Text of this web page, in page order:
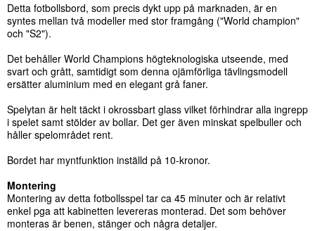
Detta fotbollsbord, som precis dykt upp på marknaden, är en
syntes mellan två modeller med stor framgång ("World champion"
och "S2").
Det behåller World Champions högteknologiska utseende, med
svart och grått, samtidigt som denna ojämförliga tävlingsmodell
ersätter aluminium med en elegant grå faner.
Spelytan är helt täckt i okrossbart glass vilket förhindrar alla ingrepp
i spelet samt stölder av bollar. Det ger även minskat spelbuller och
håller spelområdet rent.
Bordet har myntfunktion inställd på 10-kronor.
Montering
Montering av detta fotbollsspel tar ca 45 minuter och är relativt
enkel pga att kabinetten levereras monterad. Det som behöver
monteras är benen, stänger och några detaljer.